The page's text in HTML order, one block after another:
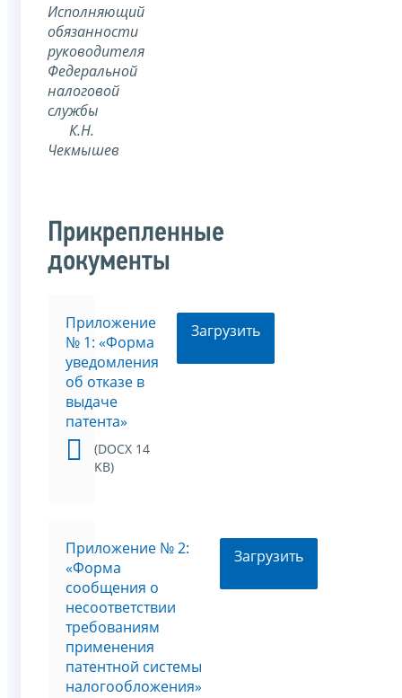
Исполняющий
обязанности
руководителя
Федеральной
налоговой
службы
К.Н.
Чекмышев
Прикрепленные
документы
Приложение
№ 1: «Форма
уведомления
об отказе в
выдаче
патента»
(DOCX 14
KB)
Загрузить
Приложение № 2:
«Форма
сообщения о
несоответствии
требованиям
применения
патентной системы
налогообложения»
Загрузить